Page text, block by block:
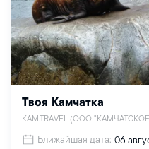
Твоя Камчатка
KAM.TRAVEL (ООО
Ближайшая дата: 06